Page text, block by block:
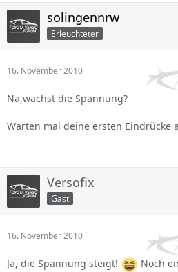
solingennrw
Erleuchteter
16. November 2010
Na,wächst die Spannung?
Warten mal deine ersten Eindrücke
Versofix
Gast
16. November 2010
Ja, die Spannung steigt!
Noch